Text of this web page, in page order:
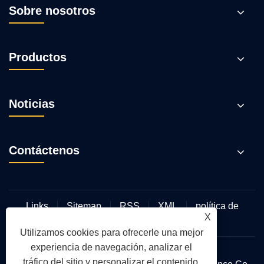
Sobre nosotros
Productos
Noticias
Contáctenos
Links Sitemap RSS XML
política de
X
Utilizamos cookies para ofrecerle una mejor
experiencia de navegación, analizar el
tráfico del sitio y personalizar el contenido.